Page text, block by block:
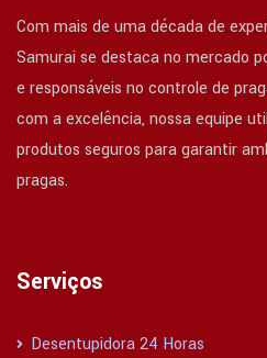
Com mais de uma década de
Samurai se destaca no mercado
e responsáveis no controle de
com a excelência, nossa equipe
produtos seguros para garantir
pragas.
Serviços
Desentupidora 24 Horas